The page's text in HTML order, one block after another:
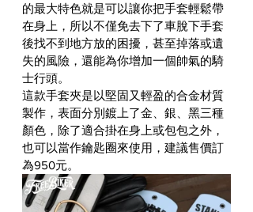
的最大特色就是可以讓你把手套輕鬆帶
在身上，所以不僅免去下了車脫下手套
後找不到地方放的困擾，甚至掉落或遺
失的風險，還能為你增加一個帥氣的騎
士行頭。
這款手套夾是以堅固又輕盈的合金材質
製作，表面分別鍍上了金、銀、黑三種
顏色，除了適合掛在身上或包包之外，
也可以當作鑰匙圈來使用，建議售價訂
為950元。